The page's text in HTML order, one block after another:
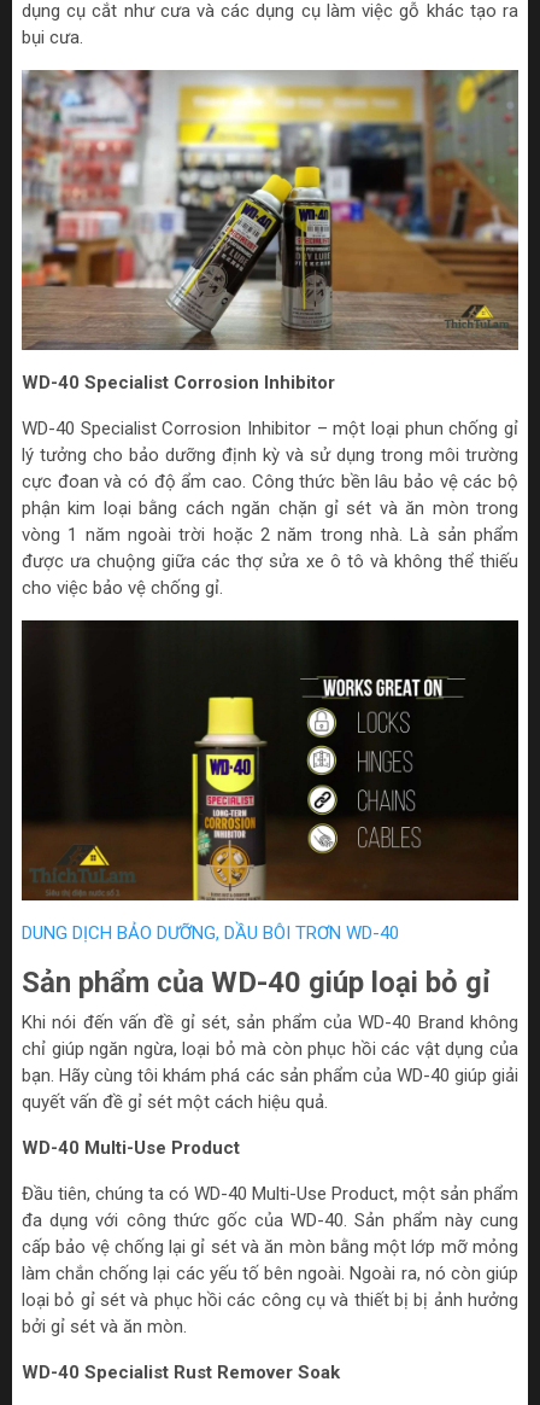
dụng cụ cắt như cưa và các dụng cụ làm việc gỗ khác tạo ra
bụi cưa.
WD-40 Specialist Corrosion Inhibitor
WD-40 Specialist Corrosion Inhibitor – một loại phun chống gỉ
lý tưởng cho bảo dưỡng định kỳ và sử dụng trong môi trường
cực đoan và có độ ẩm cao. Công thức bền lâu bảo vệ các bộ
phận kim loại bằng cách ngăn chặn gỉ sét và ăn mòn trong
vòng 1 năm ngoài trời hoặc 2 năm trong nhà. Là sản phẩm
được ưa chuộng giữa các thợ sửa xe ô tô và không thể thiếu
cho việc bảo vệ chống gỉ.
DUNG DỊCH BẢO DƯỠNG, DẦU BÔI TRƠN WD-40
Sản phẩm của WD-40 giúp loại bỏ gỉ
Khi nói đến vấn đề gỉ sét, sản phẩm của WD-40 Brand không
chỉ giúp ngăn ngừa, loại bỏ mà còn phục hồi các vật dụng của
bạn. Hãy cùng tôi khám phá các sản phẩm của WD-40 giúp giải
quyết vấn đề gỉ sét một cách hiệu quả.
WD-40 Multi-Use Product
Đầu tiên, chúng ta có WD-40 Multi-Use Product, một sản phẩm
đa dụng với công thức gốc của WD-40. Sản phẩm này cung
cấp bảo vệ chống lại gỉ sét và ăn mòn bằng một lớp mỡ mỏng
làm chắn chống lại các yếu tố bên ngoài. Ngoài ra, nó còn giúp
loại bỏ gỉ sét và phục hồi các công cụ và thiết bị bị ảnh hưởng
bởi gỉ sét và ăn mòn.
WD-40 Specialist Rust Remover Soak